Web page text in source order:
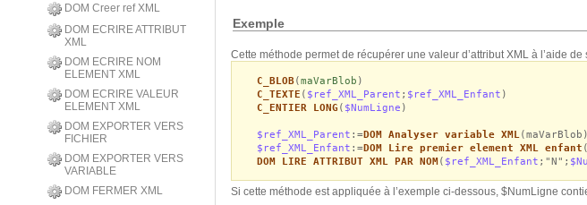
DOM Creer ref XML
DOM ECRIRE ATTRIBUT
XML
DOM ECRIRE NOM
ELEMENT XML
DOM ECRIRE VALEUR
ELEMENT XML
DOM EXPORTER VERS
FICHIER
DOM EXPORTER VERS
VARIABLE
DOM FERMER XML
Exemple
Cette méthode permet de récupérer une valeur d’attribut XML à l’aide de
C_BLOB(maVarBlob )
C_TEXTE ( $ref_XML_Parent ; $ref_XML_Enfant )
C_ENTIER LONG ( $NumLigne )
$ref_XML_Parent :=DOM Analyser variable XML (maVarBlob)
$ref_XML_Enfant :=DOM Lire premier element XML enfant (
DOM LIRE ATTRIBUT XML PAR NOM( $ref_XML_Enfant ;"N";
Si cette méthode est appliquée à l’exemple ci-dessous, $NumLigne